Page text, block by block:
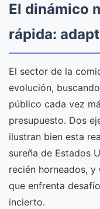
El dinámico
rápida:
El sector de la
evolución,
público cada vez
presupuesto. Dos
ilustran bien esta
sureña de Estados
recién horneados,
que enfrenta
incierto.